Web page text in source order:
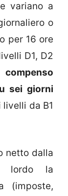
variano a
o
per 16 ore
D1, D2
sei giorni
da B1
netto dalla
lordo la
(imposte,